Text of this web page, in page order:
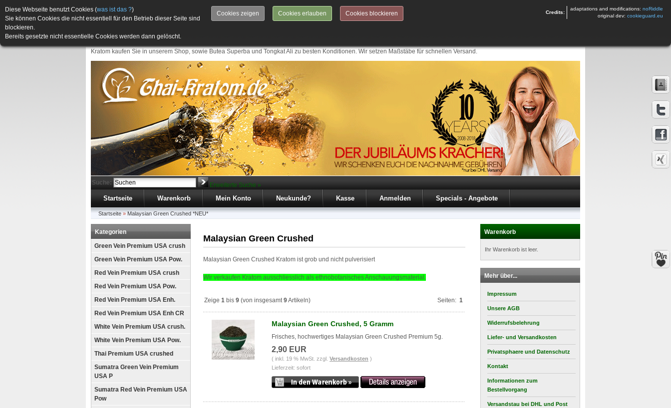
Credits:
adaptations and modifications: noRiddle
original dev: cookieguard.eu
Diese Webseite benutzt Cookies (was ist das ?)
Sie können Cookies die nicht essentiell für den Betrieb dieser Seite sind
blockieren.
Bereits gesetzte nicht essentielle Cookies werden dann gelöscht.
Cookies zeigen Cookies erlauben Cookies blockieren
Kratom kaufen Sie in unserem Shop, sowie Butea Superba und Tongkat Ali zu besten Konditionen. Wir setzen Maßstäbe für schnellen Versand.
Suche: Erweiterte Suche »
Startseite Warenkorb Mein Konto Neukunde? Kasse Anmelden Specials - Angebote
Startseite » Malaysian Green Crushed *NEU*
Kategorien
Green Vein Premium USA crush
Green Vein Premium USA Pow.
Red Vein Premium USA crush
Red Vein Premium USA Pow.
Red Vein Premium USA Enh.
Red Vein Premium USA Enh CR
White Vein Premium USA crush.
White Vein Premium USA Pow.
Thai Premium USA crushed
Sumatra Green Vein Premium
USA P
Sumatra Red Vein Premium USA
Pow
Malaysian Green Crushed
Malaysian Green Crushed Kratom ist grob und nicht pulverisiert
Wir verkaufen Kratom ausschliesslich als ethnobotanisches Anschauungsmaterial .
Zeige 1 bis 9 (von insgesamt9Artikeln) Seiten: 1
Malaysian Green Crushed, 5 Gramm
Frisches, hochwertiges Malaysian Green Crushed Premium 5g.
2,90 EUR
( inkl. 19 % MwSt. zzgl. Versandkosten )
Lieferzeit: sofort
Warenkorb
Ihr Warenkorb ist leer.
Mehr über...
Impressum
Unsere AGB
Widerrufsbelehrung
Liefer- und Versandkosten
Privatsphaere und Datenschutz
Kontakt
Informationen zum
Bestellvorgang
Versandstau bei DHL und Post